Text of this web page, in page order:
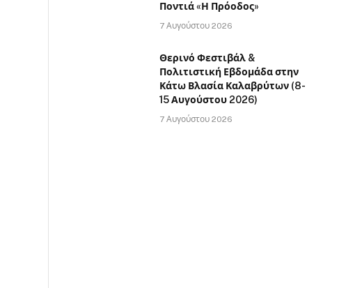
Ποντιά «Η Πρόοδος»
7 Αυγούστου 2026
Θερινό Φεστιβάλ &
Πολιτιστική Εβδομάδα στην
Κάτω Βλασία Καλαβρύτων (8-
15 Αυγούστου 2026)
7 Αυγούστου 2026